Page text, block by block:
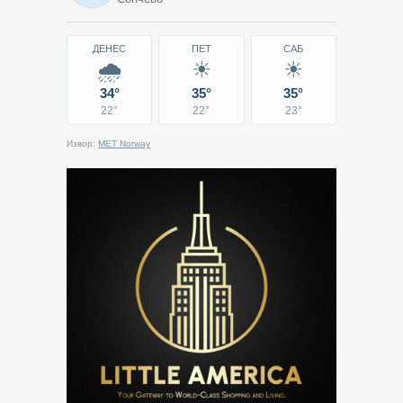
Кавадарци
ДЕНЕС
🌧
34°
22°
ПЕТ
☀
35°
22°
САБ
☀
35°
23°
Извор: MET Norway